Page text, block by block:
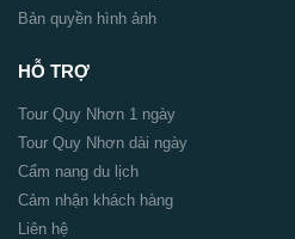
Bản quyền hình ảnh
HỖ TRỢ
Tour Quy Nhơn 1 ngày
Tour Quy Nhơn dài ngày
Cẩm nang du lịch
Cảm nhận khách hàng
Liên hệ